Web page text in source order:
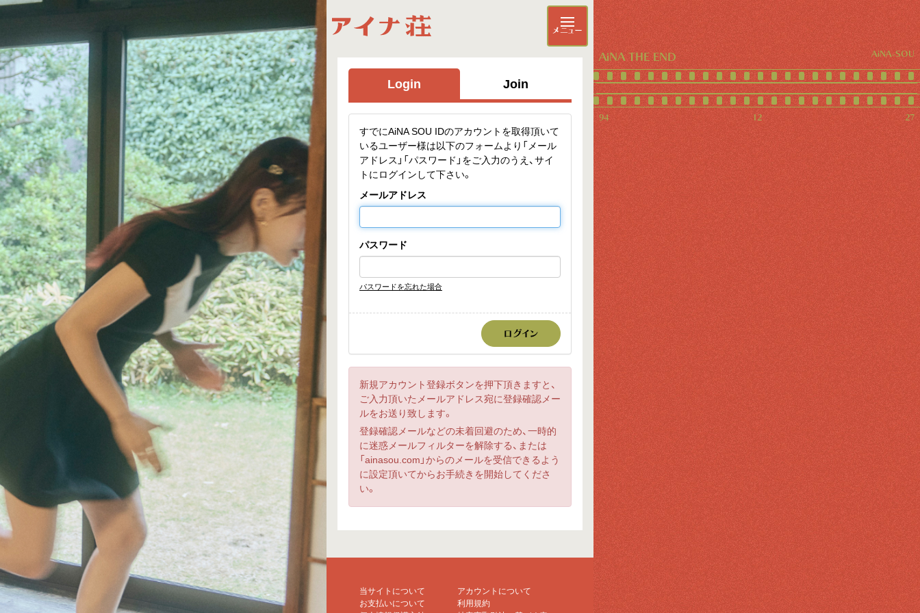
AiNA THE END AiNA-SOU
94 12 27
メニュー
Login Join
すでにAiNA SOU IDのアカウントを取得頂いて
いるユーザー様は以下のフォームより「メール
アドレス」「パスワード」をご入力のうえ、サイ
トにログインして下さい。
メールアドレス
パスワード
パスワードを忘れた場合
新規アカウント登録ボタンを押下頂きますと、
ご入力頂いたメールアドレス宛に登録確認メー
ルをお送り致します。
登録確認メールなどの未着回避のため、一時的
に迷惑メールフィルターを解除する、または
「ainasou.com」からのメールを受信できるよう
に設定頂いてからお手続きを開始してくださ
い。
当サイトについて
アカウントについて
お支払いについて
利用規約